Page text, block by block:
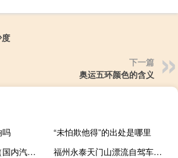
下一篇
奥运五环颜色的含义
吗
“未怕欺他得”的出处是哪里
国内汽油最高价格（国内汽油最低价）
福州永泰天门山漂流自驾车路线是怎么走 永泰天门山峡谷漂流